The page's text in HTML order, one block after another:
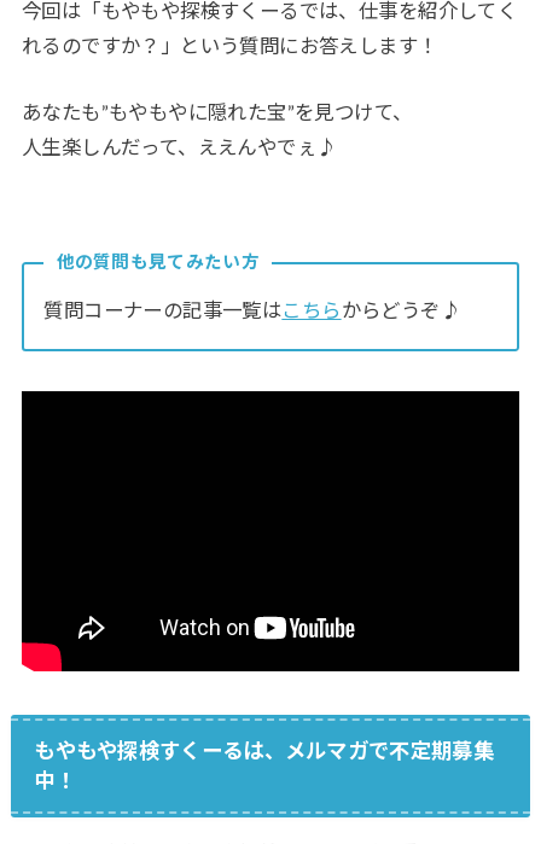
今回は「もやもや探検すくーるでは、仕事を紹介してく
れるのですか？」という質問にお答えします！
あなたも”もやもやに隠れた宝”を見つけて、
人生楽しんだって、ええんやでぇ♪
他の質問も見てみたい方
質問コーナーの記事一覧はこちら からどうぞ♪
もやもや探検すくーるは、メルマガで不定期募集
中！